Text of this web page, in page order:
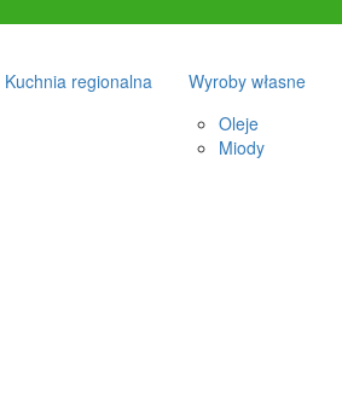
Kuchnia regionalna
Wyroby własne
Oleje
Miody